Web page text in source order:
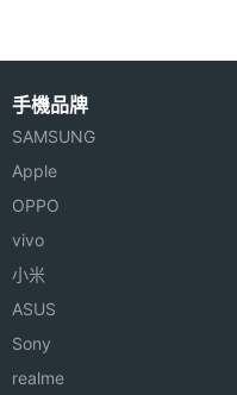
Amazfit T-Rex Ultra
◎ 支援 Android 7.0、
◎ 運行 Zepp OS 2.0
◎ 1.39 吋 454 x
◎ 第三代 PPG 生物光
連接與應用
藍牙版
本
衛星定
BeiDou,
時間顯
手機品牌
SAMSUNG
Apple
OPPO
vivo
小米
ASUS
Sony
realme